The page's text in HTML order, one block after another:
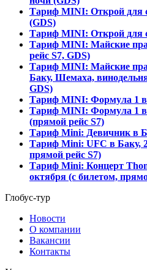
Тариф MINI: Открой для
(GDS)
Тариф MINI: Открой для
Тариф MINI: Майские
рейс S7, GDS)
Тариф MINI: Майские
Баку, Шемаха,
GDS)
Тариф MINI: Формула 1 в
Тариф MINI: Формула 1 в
(прямой рейс S7)
Тариф Mini: Девичник в
Тариф Mini: UFC в Баку,
прямой рейс S7)
Тариф Mini: Концерт
октября (c билетом,
Глобус-тур
Новости
О компании
Вакансии
Контакты